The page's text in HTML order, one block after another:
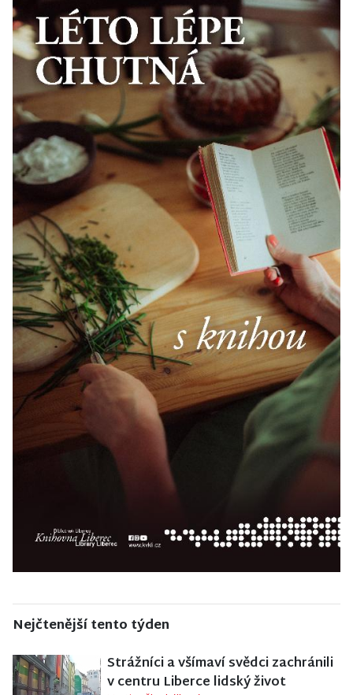
Nejčtenější tento týden
Strážníci a všímaví svědci zachránili
v centru Liberce lidský život